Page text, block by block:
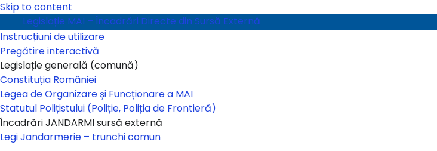
Skip to content
Legislație MAI – Încadrări Directe din Sursă Externă
Instrucțiuni de utilizare
Pregătire interactivă
Legislație generală (comună)
Constituția României
Legea de Organizare și Funcționare a MAI
Statutul Polițistului (Poliție, Poliția de Frontieră)
Încadrări JANDARMI sursă externă
Legi Jandarmerie – trunchi comun